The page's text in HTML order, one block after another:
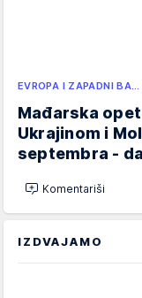
EVROPA I ZAPADNI BA…
Mađarska
Ukrajinom i
septembra -
Komentariši
IZDVAJAMO